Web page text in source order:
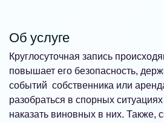
Об услуге
Круглосуточная запись
повышает его безопасность,
событий собственника или
разобраться в спорных
наказать виновных в них. Также,